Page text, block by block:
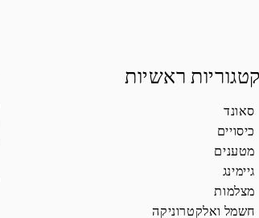
קטגוריות ראשיות
סאונד
כיסויים
מטענים
גיימינג
מצלמות
חשמל ואלקטרוניקה